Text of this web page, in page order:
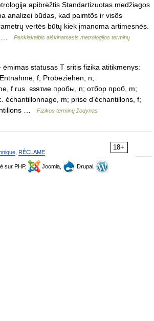
apibrėžtis Standartizuotas medžiagos
analizei būdas, kad paimtõs ir visõs
vertės būtų kiek įmanoma artimesnės.
…
Penkiakalbis aiškinamasis metrologijos terminų
statusas T sritis fizika atitikmenys:
f; Probeziehen, n;
f rus. взятие пробы, n; отбор проб, m;
échantillonnage, m; prise d’échantillons, f;
…
Fizikos terminų žodynas
18+
RÉCLAME
sur PHP, Joomla,
Drupal,